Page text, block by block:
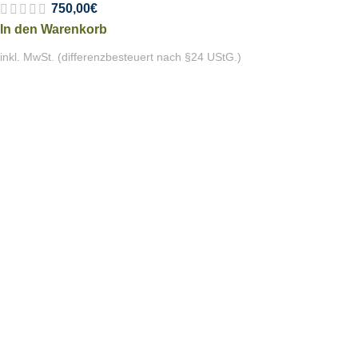
750,00€
In den Warenkorb
inkl. MwSt. (differenzbesteuert nach §24 UStG.)